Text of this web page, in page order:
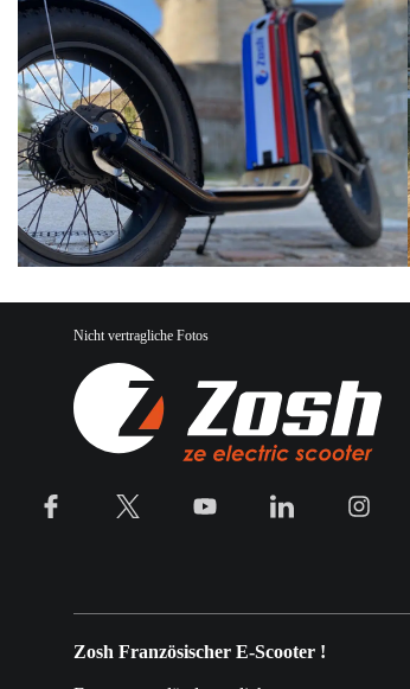
Nicht vertragliche Fotos
Zosh Französischer E-Scooter !